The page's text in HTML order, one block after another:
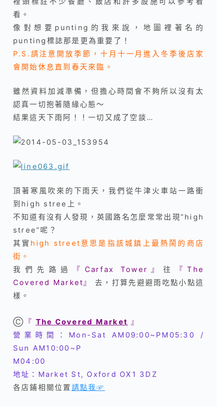
看。
像對想要punting的我來說，地圖裡著名的
punting標誌那是更為重要了！
P.S.請注意開放季節，十月十一月進入冬季後店家
會開始休息直到春天來臨。
雖然資料加減準備，但擔心時間會不夠所以沒有太
認真一切抱著隨緣心態～
結果這天下雨阿！！一切又成了空談…
頂著寒風吹來的下雨天，我們從牛津火車站一路衝
到high stree上。
不知道有沒有人發現，英國路名怎麼常常出現”high
stree”呢？
其實 high street意思是指該城鎮上最熱鬧的商店
街。
我們先路過
『 Carfax Tower』往 『The
Covered Market』
去，打算先避避雨吃點小點這
樣。
Ⓒ 『 The Covered Market 』
營業時間：Mon-Sat AM09:00~PM05:30 /
Sun AM10:00~P
M04:00
地址：Market St, Oxford OX1 3DZ
各店鋪相關位置 請點我☞